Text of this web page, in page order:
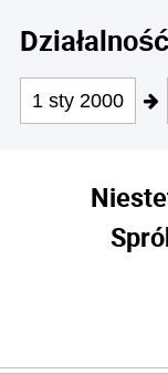
1 sty 2000